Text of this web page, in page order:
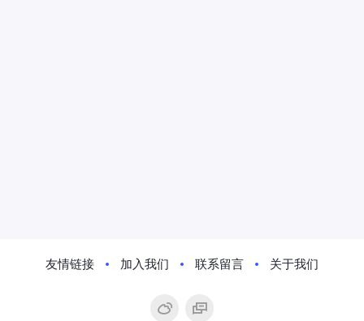
友情链接 加入我们 联系留言 关于我们